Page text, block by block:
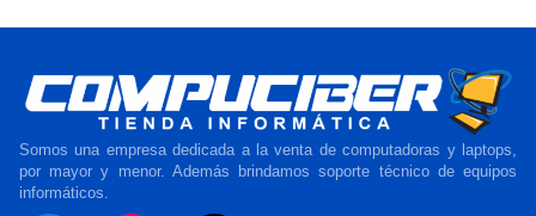
Somos una empresa dedicada a la venta de computadoras y laptops,
por mayor y menor. Además brindamos soporte técnico de equipos
informáticos.